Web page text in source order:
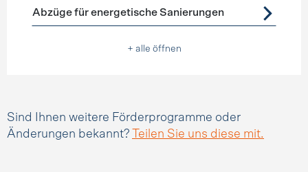
Förderprogramme Steuerabzüge
Abzüge für energetische Sanierungen
+ alle öffnen
Sind Ihnen weitere Förderprogramme oder
Änderungen bekannt?
Teilen Sie uns diese mit.